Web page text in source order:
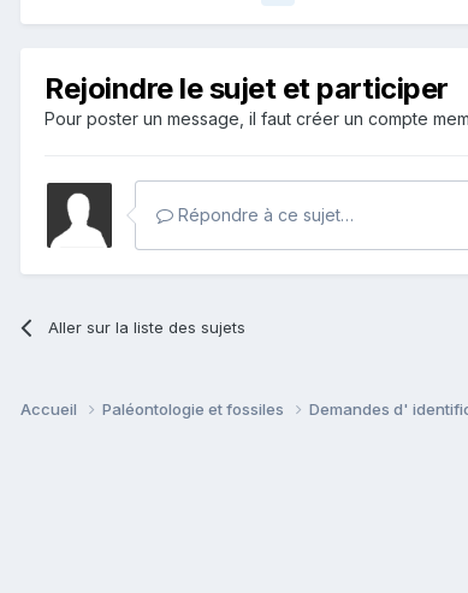
Rejoindre le sujet et participer
Pour poster un message, il faut créer un compte
Répondre à ce sujet…
Aller sur la liste des sujets
Accueil Paléontologie et fossiles Demandes d'